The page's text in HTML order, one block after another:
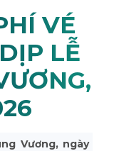
VÉ
LỄ
Vương, ngày